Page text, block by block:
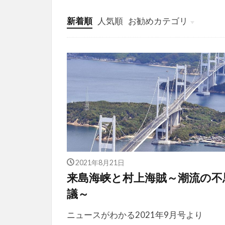
新着順 人気順 お勧めカテゴリ
投稿
学び
マンガ
電子書籍
2021年8月21日
来島海峡と村上海賊～潮流の不
議～
ニュースがわかる2021年9月号より